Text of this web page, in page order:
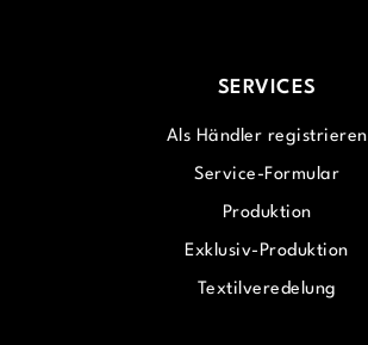
SERVICES
Als Händler registrieren
Service-Formular
Produktion
Exklusiv-Produktion
Textilveredelung